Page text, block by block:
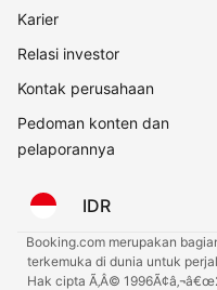
Karier
Relasi investor
Kontak perusahaan
Pedoman konten dan
pelaporannya
IDR
Booking.com merupakan
terkemuka di dunia untuk
Hak cipta Ã‚Â©